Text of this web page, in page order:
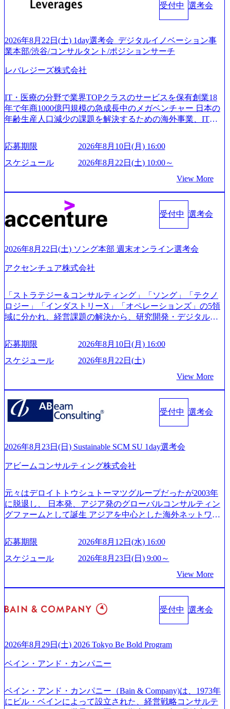
受付中 選考会
2026年8月22日(土) 1day選考会_デジタルイノベーション事
業本部/渋谷/コンサルタント/ポジションサーチ
レバレジーズ株式会社
IT・医療の分野で業界TOPクラスのサービスを保有創業18
年で年商1000億円規模の急成長中のメガベンチャー 日本の
年齢生産人口減少の課題を解決するための海外事業、IT事
以上の事業を展開する オールインハウスの組織体制をとっ
ており社内で新しい事業開発などの人員調達できる 独立資
本経営をとっており、事業創造の自由度が高い https://storag
s/20240925162633_7242d0de-3e54-4f03-b076-00318d5c0dff_120
0x644.webp レバレジーズ株式会社 会社説明資料 (https://spea
kerdeck.com/leverages/leverages-hui-she-shao-jie-zi-liao-zhong-tu-
cai-yong-xiang-ke) 「働く人」「事業・サービス」「カルチャ
ー」など、レバレジーズのリアルを取り上げています！ (htt
「外国人留学生等受入環境整備事業委託業務」を受託 (http
s://prtimes.jp/main/html/rd/p/000000612.000010591.html) レバレ
ジーズ、モチベーション管理システム「NALYSYS」リリー
m/@leveragesCh) レバレジーズで活躍するメンバー紹介！〜
管理職種編 〜 (https://www.youtube.com/watch?v=RETwZKac2
UI) レバレジーズで活躍するメンバー紹介！〜 営業職種編
来黒字を維持し、急成長中でありながら安定した事業を展
円を目指す日本にもなかなかないメガベンチャー。創業か
ら黒字経営。年間130%成長 https://storage.googleapis.com/our-
527843-d227-4df8-b86c-5587f843fdf6_1200x471.webp https://stor
age.googleapis.com/our-vision-production.appspot.com/public/imag
es/20251030164946_dc0888f6-0539-4887-84d7-34c8d8544226_1
200x666.webp 年間100億円規模の投資の元、10以上もの新規
能 社内転職が活発であり、多様なスキルを1社で身に着ける
ことが可能 事業開発・運用を内包かする「オールインハウ
ス」型の組織体。社内スカウトや社内公募制度を用いて主
165942_70f09968-1b27-43e6-b849-1cd107c4f488_1200x698.web
p ## 働き方／WLB／待遇 内装8億円超のかっこいいオフィ
スがあり、 働き甲斐のあるランキング、新卒注目ランキン
ため事業創造の自由度が高く、赤字事業でも投資して長期
的な成長を若手に任せられる環境 対面でのコミュニケーシ
ョンメリットを重視するため出社勤務。1日の労働時間平均
ア組織） 2026年8月22日(土) 10:00～最長16:00 2026年8月10
日(月) 16:00 ※応募者が定員を上回る場合は、厳正なる審査
の上参加者を決定させていただきます。ご了承ください。
● 当日の流れ 受付 → 会社説明会 → 面接(会社説明会終了
後、随時ご案内) ※全てリモートにて実施します。 ※参加
通常の選考フローと異なり、事前に適性検査をご受検いた
ションサーチになります。 ご経験やスキル、そして適性や
きます。 ※本求人はレバテック株式会社の雇用となりま
す。 ※案件によっては客先に出向いての作業も発生しま
応募期限
2026年8月10日(月) 16:00
スケジュール
2026年8月22日(土) 10:00～
View More
受付中 選考会
2026年8月22日(土) ソング本部 週末オンライン選考会
アクセンチュア株式会社
「ストラテジー＆コンサルティング」「ソング」「テクノ
ロジー」「インダストリーX」「オペレーションズ」の5領
域に分かれ、経営課題の解決から、研究開発・デジタル・
グ領域からその実行的側面であるITサービスの提供まで一
貫して支援する総合系・IT系ファームである あらゆる産業
において非常に良質な顧客基盤を築いており、Fortune Globa
手掛けたプロジェクトは「ファーストリテイリングにおけ
るグローバル化」「資生堂グループのDX化支援」「ヴィヴ
ィアン・ウエストウッドの製品開発」など多岐にわたる コ
ンサルティング活動のみならず、2021年にはKDDIと合弁会
社「ARISE analytics」を設立し、人工知能とデータアナリテ
ジタル人材育成の支援も盛んに行う 採用資料 (https://www.ac
2/Accenture-Recruiting-Brochure.pdf#zoom=50) 女性の活躍につ
rs/corporate/document/women-brochure.pdf#zoom=50) 社員発信
のキャリアブログ (https://www.accenture.com/jp-ja/blogs/japan-
careers-blog) 江川社長が語る「105点経営」 (https://business.ni
kkei.com/atcl/gen/19/00604/021600008/) 規模拡大で成功する理
6218) 大手広告代理店出身者などマーケティングのトップ人
材が集結するワケ (https://markezine.jp/article/detail/45446) エン
ジニアからコンサルタントへ。会社に入って、何が変わっ
た？ (https://www.businessinsider.jp/post-288838) プラダ：ラグ
nture.com/jp-ja/case-studies/song/prada-luxury-product-customizati
on) 大正製薬：ITカーブアウト支援 (https://www.accenture.co
m/jp-ja/case-studies/consulting/taisho-pharmaceutical)（ストラテ
ジー & コンサルティング） ソフトバンク：初のオンライン
s://www.accenture.com/jp-ja/case-studies/communications-media/so
する「保安ネット」を構築。省庁DXの先進事例を実現 (http
ry-safety-network)（公共サービス） カルビー：SAP HANAの
導入で基幹システムを刷新 (https://www.accenture.com/jp-ja/ca
応募期限
2026年8月10日(月) 16:00
スケジュール
2026年8月22日(土)
View More
受付中 選考会
2026年8月23日(日) Sustainable SCM SU 1day選考会
アビームコンサルティング株式会社
元々はデロイトトウシュトーマツグループだったが2003年
に脱退し、 日本発、アジア発のグローバルコンサルティン
グファームとして誕生 アジアを中心とした海外ネットワー
供している日系最大級の総合コンサルティングファーム
『Build Beyond As One ®.』をブランドメッセージに掲げ、
企業や組織の変革を通じて社会や産業の課題を解決し、未
確実な実現と社会的価値及び経済的価値の追求にも貢献 NE
Cとの戦略的資本提携も実現して、現在はNECのグループ会
シングなどの専門知識と、豊富な経験を持つ約6,000名を超
えるプロフェッショナルを有する 金融、製造、流通、エネ
トとしている SAP領域においては日本市場No.1を誇り、全
定コンサルタント資格を取得している また、日本国内企業
資格も保有、さまざまな業界・業種でのプロジェクト実績
と蓄積されたノウハウを基に独自の方法論やテンプレート
応募期限
2026年8月12日(水) 16:00
スケジュール
2026年8月23日(日) 9:00～
View More
受付中 選考会
2026年8月29日(土) 2026 Tokyo Be Bold Program
ベイン・アンド・カンパニー
ベイン・アンド・カンパニー（Bain & Company)は、1973年
にビル・ベインによって設立された、経営戦略コンサルテ